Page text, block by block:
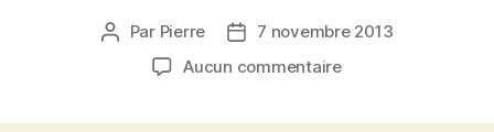
Auteur
l’article
Par Pierre
Date7 novembre 2013
Aucun commentairesur